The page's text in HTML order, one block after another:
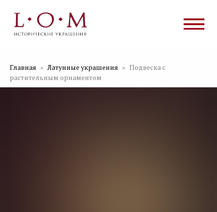
Главная Латунные украшения
Подвеска с
растительным орнаментом